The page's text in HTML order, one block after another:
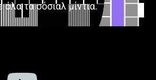
τα σόσιαλ μίντια.